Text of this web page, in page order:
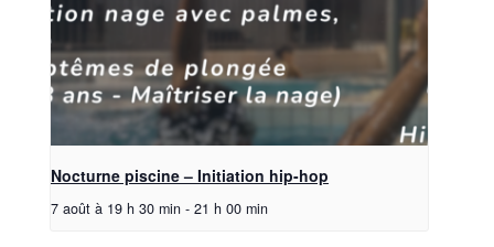
Nocturne piscine – Initiation hip-hop
7 août à 19 h 30 min - 21 h 00 min